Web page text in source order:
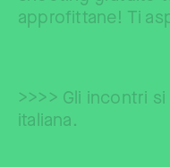
approfittane! Ti
>>>> Gli incontri
italiana.